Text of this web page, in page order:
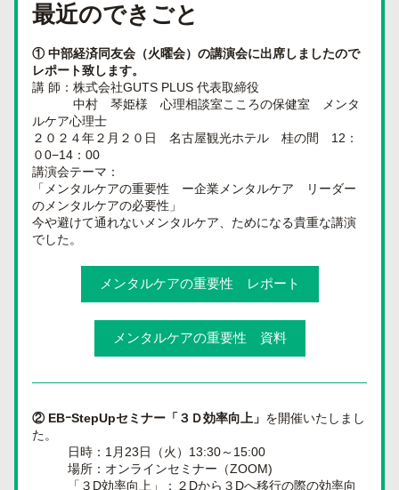
最近のできごと
① 中部経済同友会（火曜会）の講演会に出席しましたので
レポート致します。
講 師：株式会社GUTS PLUS 代表取締役
中村　琴姫様　心理相談室こころの保健室　メンタ
ルケア心理士
２０２４年２月２０日　名古屋観光ホテル　桂の間　12：
０0−14：00
講演会テーマ：
「メンタルケアの重要性　ー企業メンタルケア　リーダー
のメンタルケアの必要性」
今や避けて通れないメンタルケア、ためになる貴重な講演
でした。
メンタルケアの重要性 レポート
メンタルケアの重要性 資料
② EBｰStepUpセミナー 「３Ｄ効率向上」 を開催いたしまし
た。
日時：1月23日（火）13:30～15:00
場所：オンラインセミナー（ZOOM)
「３D効率向上」：２Dから３Dへ移行の際の効率向